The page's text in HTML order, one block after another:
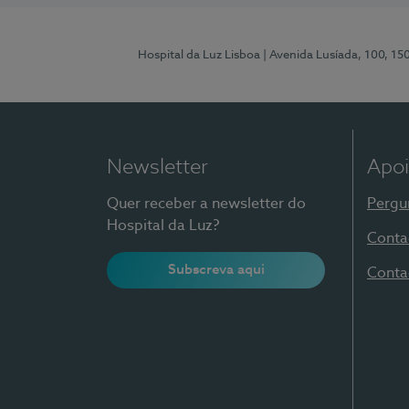
Hospital da Luz Lisboa | Avenida Lusíada, 100,
Newsletter
Quer receber a newsletter do
Hospital da Luz?
Subscreva aqui